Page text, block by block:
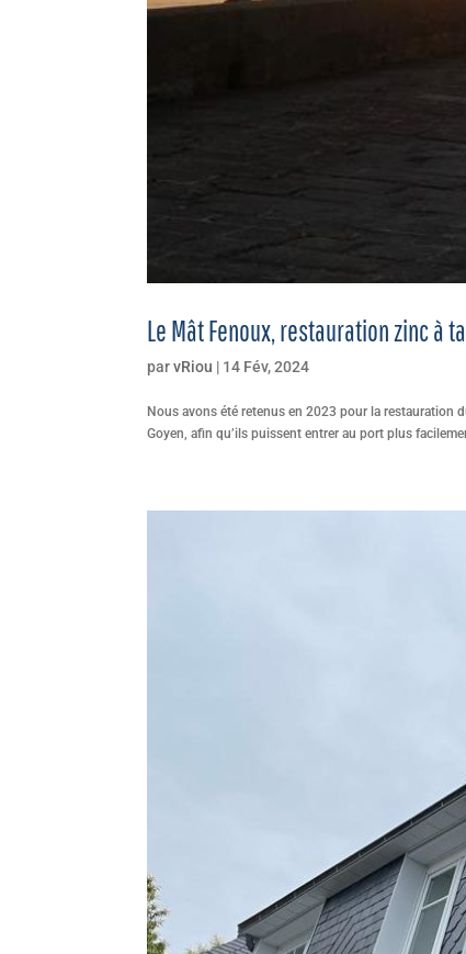
Le Mât Fenoux, restauration zinc à
parvRiou | 14 Fév, 2024
Nous avons été retenus en 2023 pour la restauration
Goyen, afin qu’ils puissent entrer au port plus